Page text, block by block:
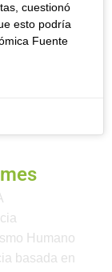
cuestionó
esto podría
Fuente
Humano
basada en